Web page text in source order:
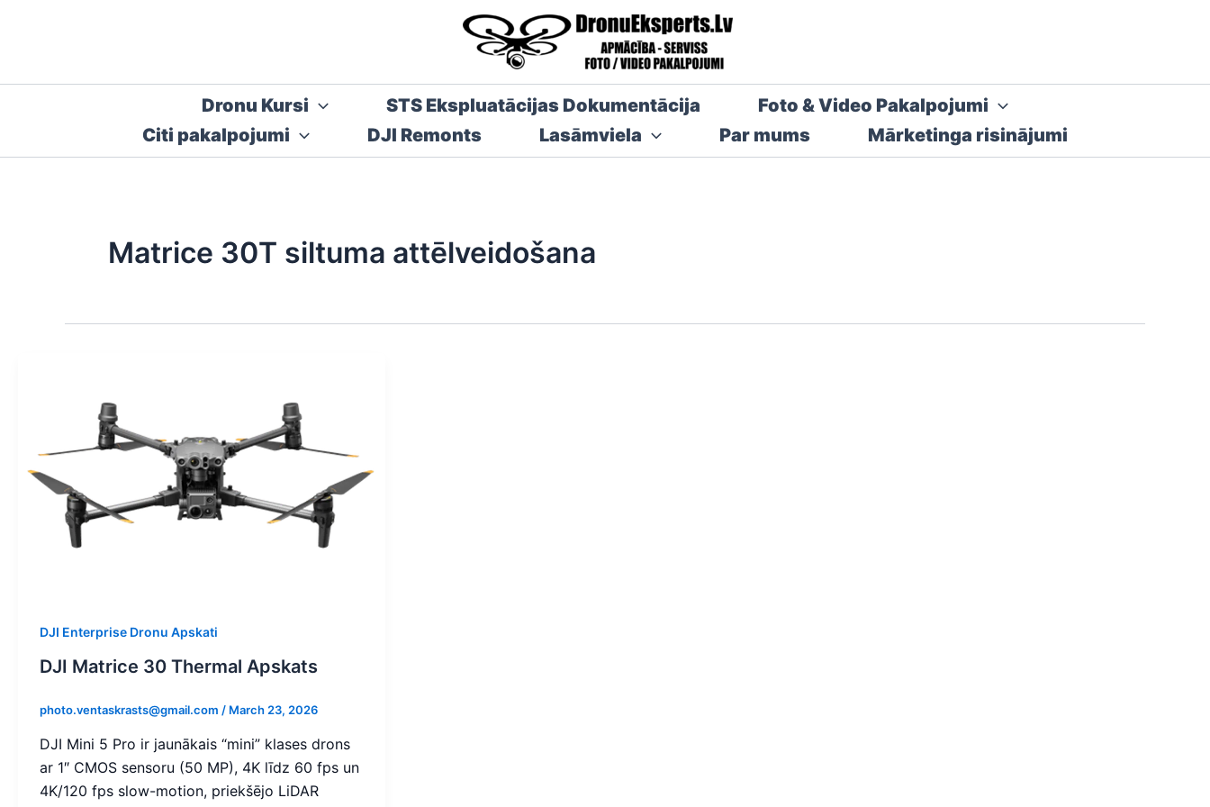
Dronu Kursi STS Ekspluatācijas Dokumentācija
Foto & Video Pakalpojumi
Citi pakalpojumi
DJI Remonts Lasāmviela Par mums Mārketinga risinājumi
Matrice 30T siltuma attēlveidošana
DJI Enterprise Dronu Apskati
DJI Matrice 30 Thermal Apskats
photo.ventaskrasts@gmail.com / March 23, 2026
DJI Mini 5 Pro ir jaunākais “mini” klases drons
ar 1″ CMOS sensoru (50 MP), 4K līdz 60 fps un
4K/120 fps slow-motion, priekšējo LiDAR